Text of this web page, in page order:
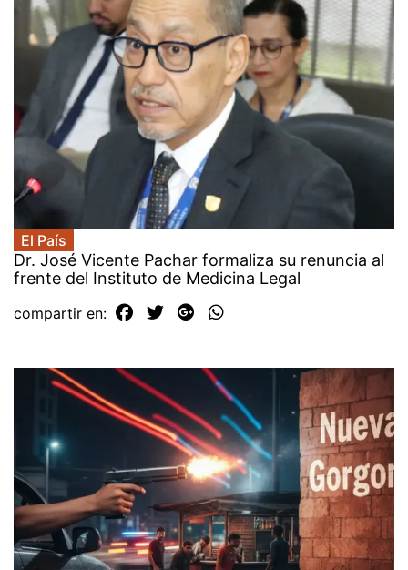
El País
Dr. José Vicente Pachar formaliza su renuncia al
frente del Instituto de Medicina Legal
compartir en: